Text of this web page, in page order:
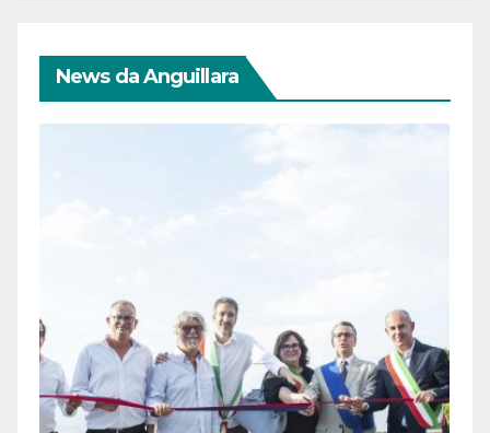
News da Anguillara